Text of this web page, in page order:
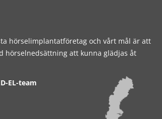
hörselimplantatföretag och vårt mål är att
hörselnedsättning att kunna glädjas åt
EL-team